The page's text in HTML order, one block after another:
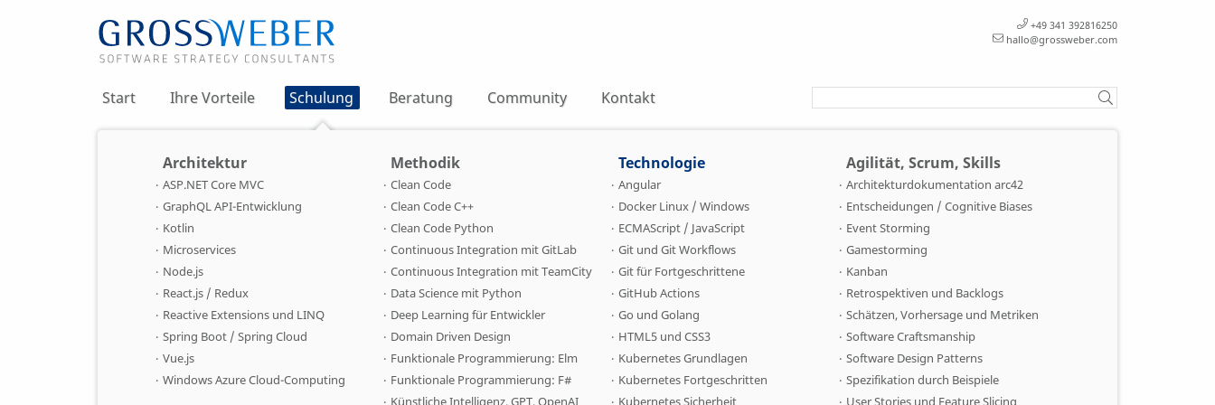
+49 341 392816250
hallo@grossweber.com
Start Ihre Vorteile Schulung Beratung Community Kontakt
Architektur
ASP.NET Core MVC
GraphQL API-Entwicklung
Kotlin
Microservices
Node.js
React.js / Redux
Reactive Extensions und LINQ
Spring Boot / Spring Cloud
Vue.js
Windows Azure Cloud-Computing
Methodik
Clean Code
Clean Code C++
Clean Code Python
Continuous Integration mit GitLab
Continuous Integration mit TeamCity
Data Science mit Python
Deep Learning für Entwickler
Domain Driven Design
Funktionale Programmierung: Elm
Funktionale Programmierung: F#
Künstliche Intelligenz, GPT, OpenAI
Technologie
Angular
Docker Linux / Windows
ECMAScript / JavaScript
Git und Git Workflows
Git für Fortgeschrittene
GitHub Actions
Go und Golang
HTML5 und CSS3
Kubernetes Grundlagen
Kubernetes Fortgeschritten
Kubernetes Sicherheit
Agilität, Scrum, Skills
Architekturdokumentation arc42
Entscheidungen / Cognitive Biases
Event Storming
Gamestorming
Kanban
Retrospektiven und Backlogs
Schätzen, Vorhersage und Metriken
Software Craftsmanship
Software Design Patterns
Spezifikation durch Beispiele
User Stories und Feature Slicing